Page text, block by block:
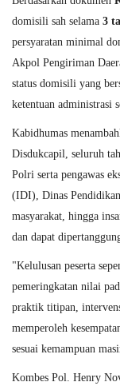
domisili sah selama 3
persyaratan minimal
Akpol Pengiriman
status domisili yang
ketentuan administrasi
Kabidhumas
Disdukcapil, seluruh
Polri serta pengawas
(IDI), Dinas
masyarakat, hingga
dan dapat
"Kelulusan peserta
pemeringkatan nilai
praktik titipan,
memperoleh
sesuai kemampuan
Kombes Pol. Henry